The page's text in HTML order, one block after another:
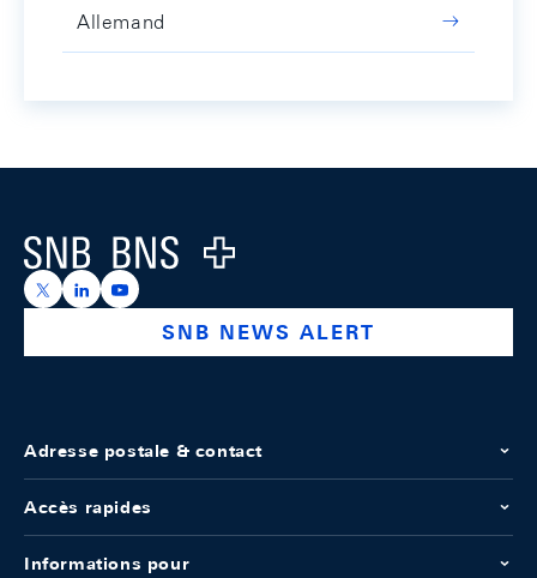
Allemand
Logo
https://x.com/snb_bns
https://ch.linkedin.com/company/swiss-national-
https://www.youtube.com/@swissnationalbank
SNB NEWS ALERT
Adresse postale & contact
Accès rapides
Informations pour